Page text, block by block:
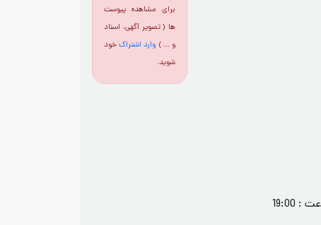
برای مشاهده پیوست
ها ( تصویر آگهی، اسناد
و ... ) وارد اشتراکخود
شوید.